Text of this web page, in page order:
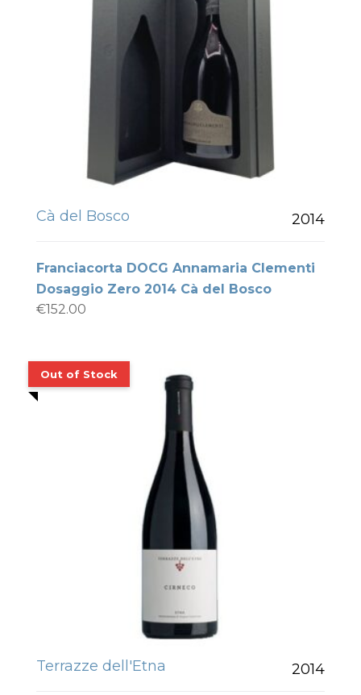
Cà del Bosco 2014
Franciacorta DOCG Annamaria Clementi
Dosaggio Zero 2014 Cà del Bosco
€152.00
Terrazze dell'Etna 2014